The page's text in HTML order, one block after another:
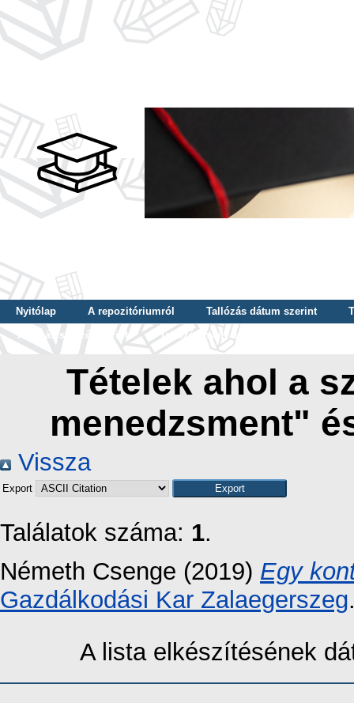
Nyitólap A repozitóriumról Tallózás dátum szerint
Tallózás szerző szerint
Tallózás nyelv szerint
Tételek ahol a
menedzsment"
Vissza
Export
Találatok száma: 1.
Németh Csenge (2019) Egy
Gazdálkodási Kar Zalaegerszeg
A lista elkészítésének